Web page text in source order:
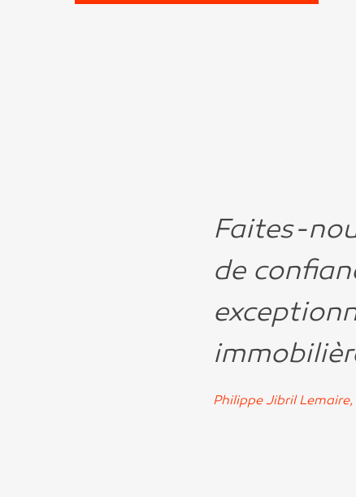
Faites-
de
Philippe Jibril